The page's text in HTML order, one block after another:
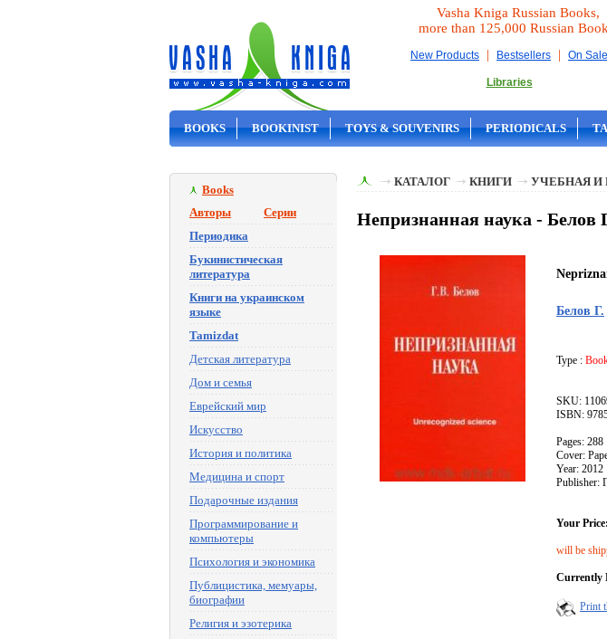
Vasha Kniga Russian Books,
more than 125,000 Russian
New Products | Bestsellers | On Sale
Libraries
BOOKS BOOKINIST TOYS & SOUVENIRS PERIODICALS
Books
Авторы
Серии
Периодика
Букинистическая
литература
Книги на украинском
языке
Tamizdat
Детская литература
Дом и семья
Еврейский мир
Искусство
История и политика
Медицина и спорт
Подарочные издания
Программирование и
компьютеры
Психология и экономика
Публицистика, мемуары,
биографии
Религия и эзотерика
КАТАЛОГ КНИГИ УЧЕБНАЯ И
Непризнанная наука - Белов
Белов Г.
Type :
SKU:
ISBN:
Pages: 288
Cover:
Year: 2012
Publisher:
Your Price:
will be
Currently
Print